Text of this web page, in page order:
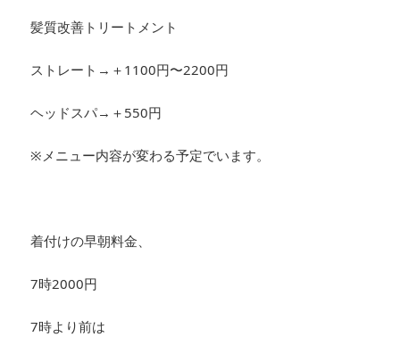
髪質改善トリートメント
ストレート→＋1100円〜2200円
ヘッドスパ→＋550円
※メニュー内容が変わる予定でいます。
着付けの早朝料金、
7時2000円
7時より前は